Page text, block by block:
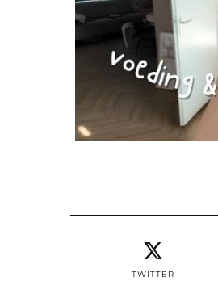
TWITTER